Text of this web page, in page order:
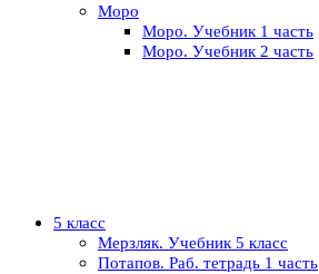
Моро
Моро. Учебник 1 часть
Моро. Учебник 2 часть
5 класс
Мерзляк. Учебник 5 класс
Потапов. Раб. тетрадь 1 часть